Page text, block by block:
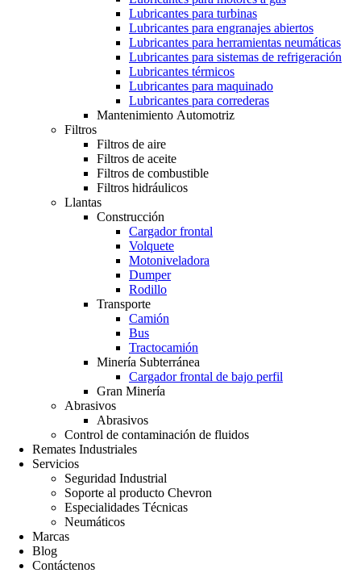
Lubricantes para turbinas
Lubricantes para engranajes abiertos
Lubricantes para herramientas neumáticas
Lubricantes para sistemas de refrigeración
Lubricantes térmicos
Lubricantes para maquinado
Lubricantes para correderas
Mantenimiento Automotriz
Filtros
Filtros de aire
Filtros de aceite
Filtros de combustible
Filtros hidráulicos
Llantas
Construcción
Cargador frontal
Volquete
Motoniveladora
Dumper
Rodillo
Transporte
Camión
Bus
Tractocamión
Minería Subterránea
Cargador frontal de bajo perfil
Gran Minería
Abrasivos
Abrasivos
Control de contaminación de fluidos
Remates Industriales
Servicios
Seguridad Industrial
Soporte al producto Chevron
Especialidades Técnicas
Neumáticos
Marcas
Blog
Contáctenos